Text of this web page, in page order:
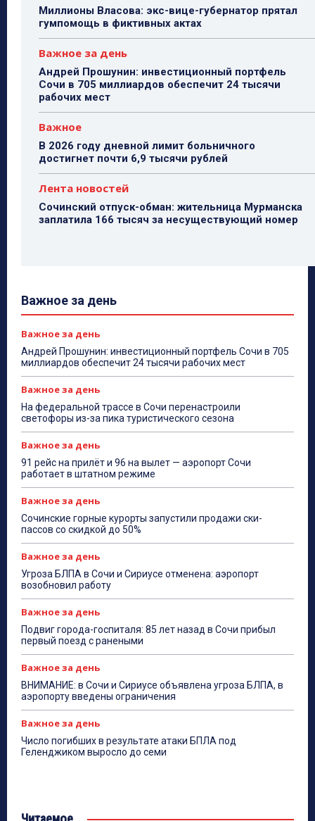
Миллионы Власова: экс-вице-губернатор прятал
гумпомощь в фиктивных актах
Важное за день
Андрей Прошунин: инвестиционный портфель
Сочи в 705 миллиардов обеспечит 24 тысячи
рабочих мест
Важное
В 2026 году дневной лимит больничного
достигнет почти 6,9 тысячи рублей
Лента новостей
Сочинский отпуск-обман: жительница Мурманска
заплатила 166 тысяч за несуществующий номер
Важное за день
Важное за день
Андрей Прошунин: инвестиционный портфель Сочи в 705
миллиардов обеспечит 24 тысячи рабочих мест
Важное за день
На федеральной трассе в Сочи перенастроили
светофоры из-за пика туристического сезона
Важное за день
91 рейс на прилёт и 96 на вылет — аэропорт Сочи
работает в штатном режиме
Важное за день
Сочинские горные курорты запустили продажи ски-
пассов со скидкой до 50%
Важное за день
Угроза БЛПА в Сочи и Сириусе отменена: аэропорт
возобновил работу
Важное за день
Подвиг города-госпиталя: 85 лет назад в Сочи прибыл
первый поезд с ранеными
Важное за день
ВНИМАНИЕ: в Сочи и Сириусе объявлена угроза БЛПА, в
аэропорту введены ограничения
Важное за день
Число погибших в результате атаки БПЛА под
Геленджиком выросло до семи